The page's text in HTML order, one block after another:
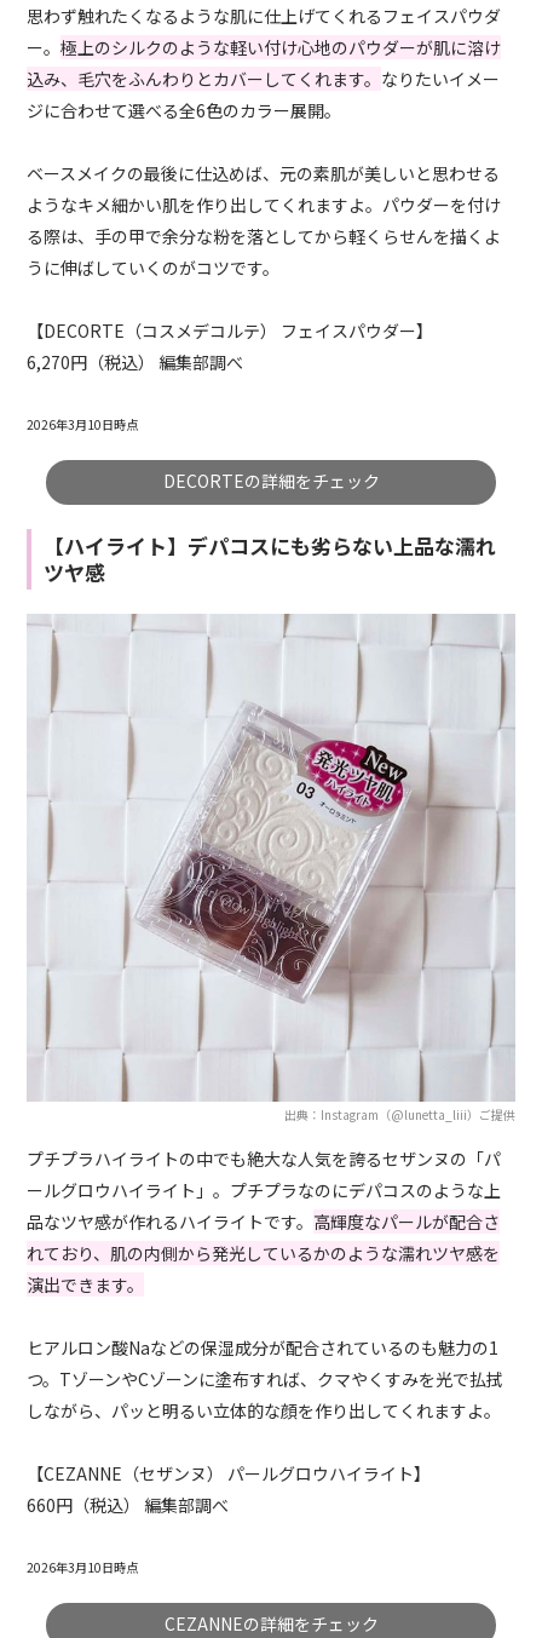
思わず触れたくなるような肌に仕上げてくれるフェイスパウダ
ー。極上のシルクのような軽い付け心地のパウダーが肌に溶け
込み、毛穴をふんわりとカバーしてくれます。 なりたいイメー
ジに合わせて選べる全6色のカラー展開。
ベースメイクの最後に仕込めば、元の素肌が美しいと思わせる
ようなキメ細かい肌を作り出してくれますよ。パウダーを付け
る際は、手の甲で余分な粉を落としてから軽くらせんを描くよ
うに伸ばしていくのがコツです。
【DECORTE（コスメデコルテ） フェイスパウダー】
6,270円（税込） 編集部調べ
2026年3月10日時点
DECORTEの詳細をチェック
【ハイライト】デパコスにも劣らない上品な濡れ
ツヤ感
出典：Instagram（@lunetta_liii）ご提供
プチプラハイライトの中でも絶大な人気を誇るセザンヌの「パ
ールグロウハイライト」。プチプラなのにデパコスのような上
品なツヤ感が作れるハイライトです。 高輝度なパールが配合さ
れており、肌の内側から発光しているかのような濡れツヤ感を
演出できます。
ヒアルロン酸Naなどの保湿成分が配合されているのも魅力の1
つ。TゾーンやCゾーンに塗布すれば、クマやくすみを光で払拭
しながら、パッと明るい立体的な顔を作り出してくれますよ。
【CEZANNE（セザンヌ） パールグロウハイライト】
660円（税込） 編集部調べ
2026年3月10日時点
CEZANNEの詳細をチェック